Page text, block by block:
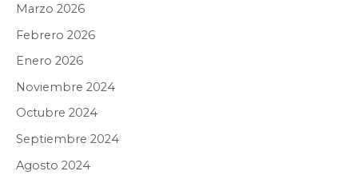
Marzo 2026
Febrero 2026
Enero 2026
Noviembre 2024
Octubre 2024
Septiembre 2024
Agosto 2024